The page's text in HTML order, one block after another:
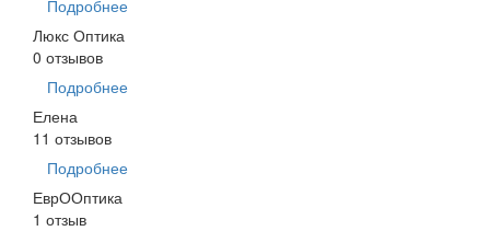
Подробнее
Люкс Оптика
0 отзывов
Подробнее
Елена
11 отзывов
Подробнее
ЕврООптика
1 отзыв